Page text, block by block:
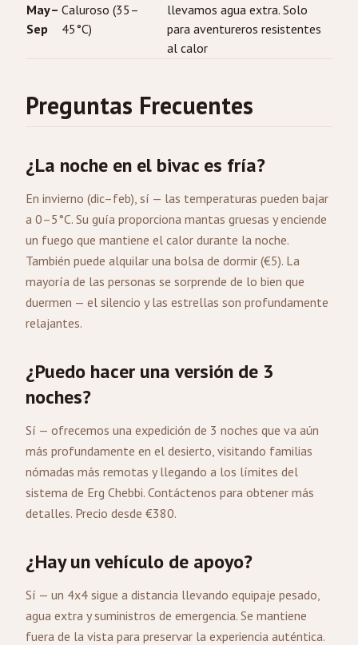
May–
Sep
Caluroso (35–
45°C)
llevamos agua extra. Solo
para aventureros resistentes
al calor
Preguntas Frecuentes
¿La noche en el bivac es fría?
En invierno (dic–feb), sí — las temperaturas pueden bajar
a 0–5°C. Su guía proporciona mantas gruesas y enciende
un fuego que mantiene el calor durante la noche.
También puede alquilar una bolsa de dormir (€5). La
mayoría de las personas se sorprende de lo bien que
duermen — el silencio y las estrellas son profundamente
relajantes.
¿Puedo hacer una versión de 3
noches?
Sí — ofrecemos una expedición de 3 noches que va aún
más profundamente en el desierto, visitando familias
nómadas más remotas y llegando a los límites del
sistema de Erg Chebbi. Contáctenos para obtener más
detalles. Precio desde €380.
¿Hay un vehículo de apoyo?
Sí — un 4x4 sigue a distancia llevando equipaje pesado,
agua extra y suministros de emergencia. Se mantiene
fuera de la vista para preservar la experiencia auténtica.